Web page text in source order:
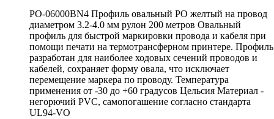
PO-06000BN4 Профиль овальный PO желтый на провод
диаметром 3.2-4.0 мм рулон 200 метров Овальный
профиль для быстрой маркировки провода и кабеля при
помощи печати на термотрансферном принтере. Профиль
разработан для наиболее ходовых сечений проводов и
кабелей, сохраняет форму овала, что исключает
перемещение маркера по проводу. Температура
применения от -30 до +60 градусов Цельсия Материал -
негорючий PVC, самопогашение согласно стандарта
UL94-VO